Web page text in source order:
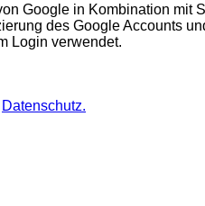
Google in Kombination mit
des Google Accounts
Login verwendet.
Datenschutz.